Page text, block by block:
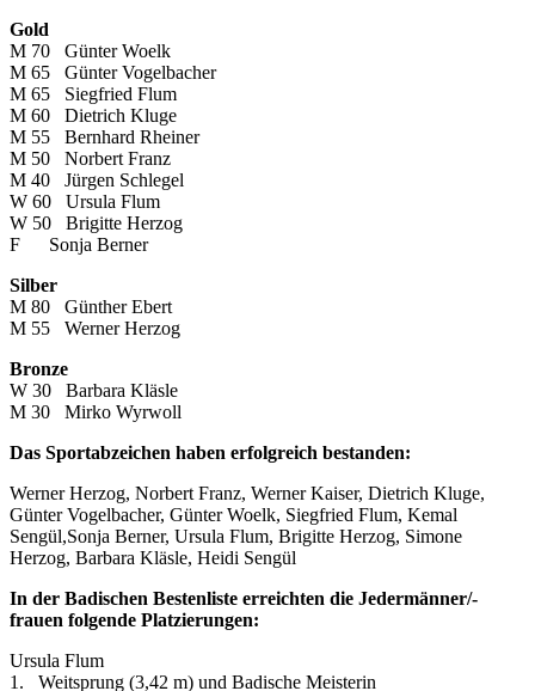
Gold
M 70 Günter Woelk
M 65 Günter Vogelbacher
M 65 Siegfried Flum
M 60 Dietrich Kluge
M 55 Bernhard Rheiner
M 50 Norbert Franz
M 40 Jürgen Schlegel
W 60 Ursula Flum
W 50 Brigitte Herzog
F Sonja Berner
Silber
M 80 Günther Ebert
M 55 Werner Herzog
Bronze
W 30 Barbara Kläsle
M 30 Mirko Wyrwoll
Das Sportabzeichen haben erfolgreich bestanden:
Werner Herzog, Norbert Franz, Werner Kaiser, Dietrich Kluge,
Günter Vogelbacher, Günter Woelk, Siegfried Flum, Kemal
Sengül,Sonja Berner, Ursula Flum, Brigitte Herzog, Simone
Herzog, Barbara Kläsle, Heidi Sengül
In der Badischen Bestenliste erreichten die Jedermänner/-
frauen folgende Platzierungen:
Ursula Flum
1. Weitsprung (3,42 m) und Badische Meisterin